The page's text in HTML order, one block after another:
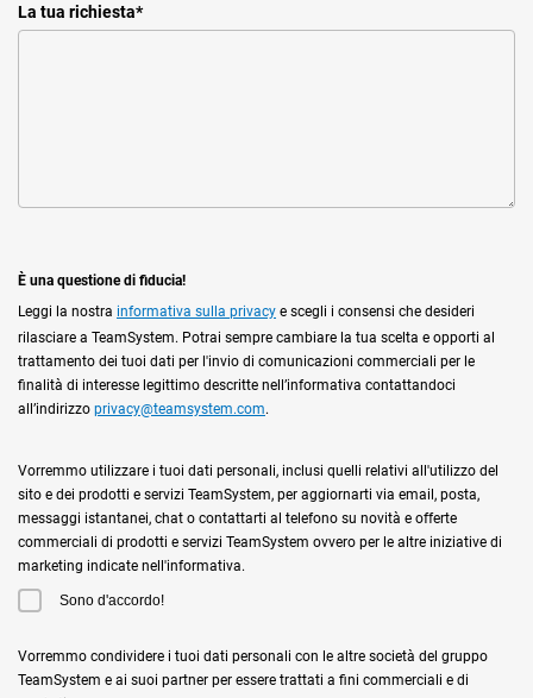
La tua richiesta*
È una questione di fiducia!
Leggi la nostra informativa sulla privacy e scegli i consensi che desideri
rilasciare a TeamSystem. Potrai sempre cambiare la tua scelta e opporti al
trattamento dei tuoi dati per l'invio di comunicazioni commerciali per le
finalità di interesse legittimo descritte nell’informativa contattandoci
all’indirizzo privacy@teamsystem.com.
Vorremmo utilizzare i tuoi dati personali, inclusi quelli relativi all'utilizzo del
sito e dei prodotti e servizi TeamSystem, per aggiornarti via email, posta,
messaggi istantanei, chat o contattarti al telefono su novità e offerte
commerciali di prodotti e servizi TeamSystem ovvero per le altre iniziative di
marketing indicate nell'informativa.
Sono d'accordo!
Vorremmo condividere i tuoi dati personali con le altre società del gruppo
TeamSystem e ai suoi partner per essere trattati a fini commerciali e di